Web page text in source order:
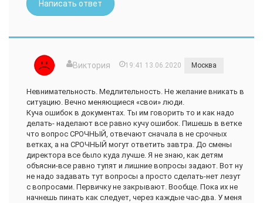
Написать ответ
Виктория 19:41 13.06.2020 Москва
Невнимательность. Медлительность. Не желание вникать в
ситуацию. Вечно меняющиеся «свои» люди.
Куча ошибок в документах. Ты им говорить то и как надо
делать- наделают все равно кучу ошибок. Пишешь в ветке
что вопрос СРОЧНЫЙ, отвечают сначала в не срочных
ветках, а на СРОЧНЫЙ могут ответить завтра. До смены
директора все было куда лучше. Я не знаю, как детям
объясни-все равно тупят и лишние вопросы задают. Вот ну
не надо задавать тут вопросы а просто сделать-нет лезут
с вопросами. Первичку не закрывают. Вообще. Пока их не
начнешь пинать как следует, через каждые час-два. У меня